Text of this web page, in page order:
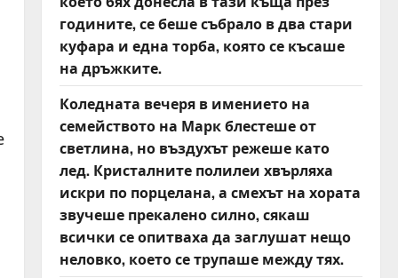
годините, се беше събрало в два стари
куфара и една торба, която се късаше
на дръжките.
Коледната вечеря в имението на
семейството на Марк блестеше от
светлина, но въздухът режеше като
лед. Кристалните полилеи хвърляха
искри по порцелана, а смехът на хората
звучеше прекалено силно, сякаш
всички се опитваха да заглушат нещо
неловко, което се трупаше между тях.